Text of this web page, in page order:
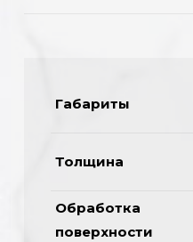
Габариты
Толщина
Обработка
поверхности